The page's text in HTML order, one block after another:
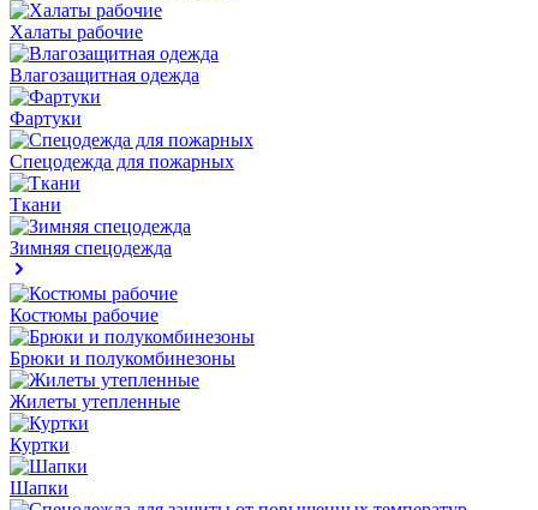
Халаты рабочие
Влагозащитная одежда
Фартуки
Спецодежда для пожарных
Ткани
Зимняя спецодежда
Костюмы рабочие
Брюки и полукомбинезоны
Жилеты утепленные
Куртки
Шапки